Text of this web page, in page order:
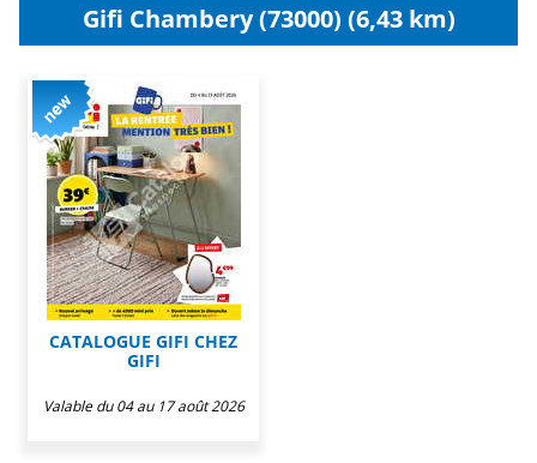
Gifi Chambery (73000) (6,43 km)
CATALOGUE GIFI CHEZ
GIFI
Valable du 04 au 17 août 2026